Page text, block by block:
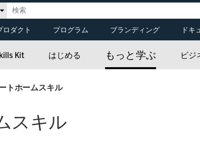
概要
概要
ビジネスリソース
ロダクト
Alexaスマートホーム
Dash Services
Amazon Smart
プログラム
ご応
皆様
せく
ブランディング
ドキ
Kit はじめる もっと学ぶ ビジ
トホームスキル
スキル